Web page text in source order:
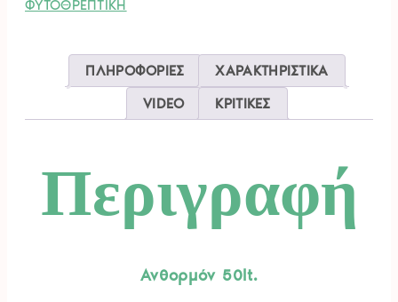
ΦΥΤΟΘΡΕΠΤΙΚΗ
ΠΛΗΡΟΦΟΡΙΕΣ
ΧΑΡΑΚΤΗΡΙΣΤΙΚΑ
VIDEO
ΚΡΙΤΙΚΕΣ
Περιγραφή
Ανθορμόν 50lt.